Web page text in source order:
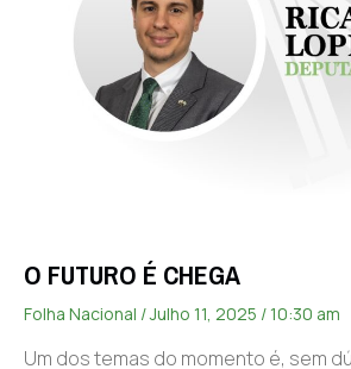
O FUTURO É CHEGA
Folha Nacional Julho 11, 2025 10:30 am
Um dos temas do momento é, sem